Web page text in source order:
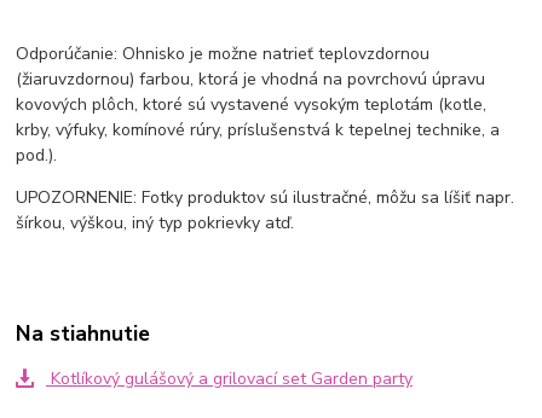
Odporúčanie: Ohnisko je možne natrieť teplovzdornou
(žiaruvzdornou) farbou, ktorá je vhodná na povrchovú úpravu
kovových plôch, ktoré sú vystavené vysokým teplotám (kotle,
krby, výfuky, komínové rúry, príslušenstvá k tepelnej technike, a
pod.).
UPOZORNENIE: Fotky produktov sú ilustračné, môžu sa líšiť napr.
šírkou, výškou, iný typ pokrievky atď.
Na stiahnutie
Kotlíkový gulášový a grilovací set Garden party